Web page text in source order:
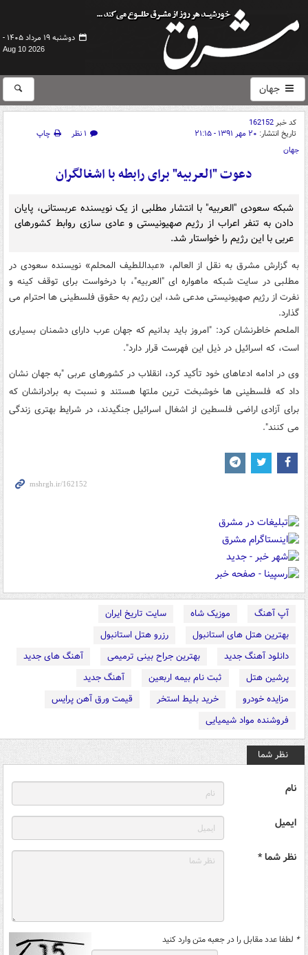
دوشنبه ۱۹ مرداد ۱۴۰۵ -
Aug 10 2026
جهان
کد خبر162152
تاریخ انتشار: ۲۰ مهر ۱۳۹۱ - ۲۱:۱۵ ۱ نظر
چاپ
جهان
دعوت "العربیه" برای رابطه با اشغالگران
شبکه سعودی "العربیه" با انتشار مطلبی از یک نویسنده عربستانی، پایان
دادن به تنفر اعراب از رژیم صهیونیستی و عادی سازی روابط کشورهای
عربی با این رژیم را خواستار شد.
به گزارش مشرق به نقل از العالم، «عبداللطیف المحلم» نویسنده سعودی در
مطلبی در سایت شبکه ماهواره ای "العربیه"، با درخواست برای توقف کینه و
نفرت از رژیم صهیونیستی مدعی شد، این رژیم به حقوق فلسطینی ها احترام می
گذارد.
الملحم خاطرنشان کرد: "امروز باید بدانیم که جهان عرب دارای دشمنان بسیاری
است، که اسرائیل در ذیل این فهرست قرار دارد".
وی در ادامه ادعاهای خود تأکید کرد، انقلاب در کشورهای عربی "به جهان نشان
داد که فلسطینی ها خوشبخت ترین ملتها هستند و نسبت به برادرانشان که
برای آزادی اراضی فلسطین از اشغال اسرائیل جنگیدند، در شرایط بهتری زندگی
می کنند".
آپ آهنگ موزیک شاه
سایت تاریخ ایران
بهترین هتل های استانبول
رزرو هتل استانبول
دانلود آهنگ جدید
بهترین جراح بینی ترمیمی
آهنگ های جدید
پرشین هتل
ثبت نام بیمه اربعین
آهنگ جدید
مزایده خودرو
خرید بلیط استخر
قیمت ورق آهن پرایس
فروشنده مواد شیمیایی
نظر شما
نام
ایمیل
نظر شما *
* لطفا عدد مقابل را در جعبه متن وارد کنید